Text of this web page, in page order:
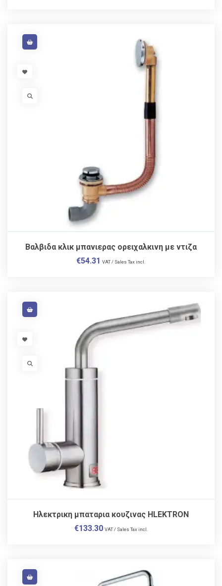
VISIT LINK
VISIT LINK
Βαλβιδα κλικ μπανιερας ορειχαλκινη με ντιζα
€54.31 VAT / Sales Tax incl.
VISIT LINK
VISIT LINK
Ηλεκτρικη μπαταρια κουζινας HLEKTRON
€133.30 VAT / Sales Tax incl.